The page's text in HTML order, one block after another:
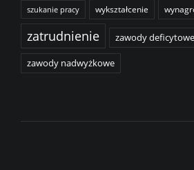
szukanie pracy wykształcenie
zatrudnienie zawody deficytowe
zawody nadwyżkowe